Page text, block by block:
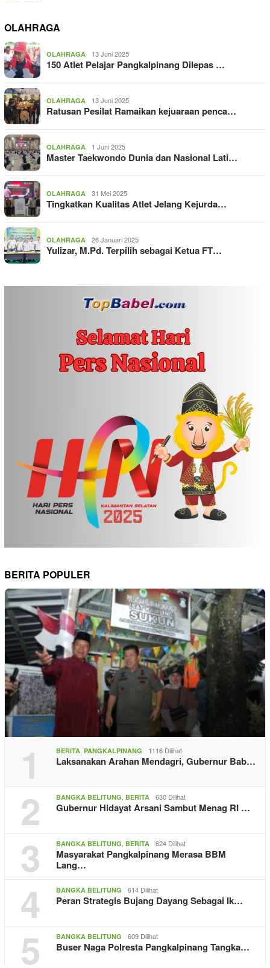
OLAHRAGA
OLAHRAGA 13 Juni 2025
150 Atlet Pelajar Pangkalpinang Dilepas …
OLAHRAGA 13 Juni 2025
Ratusan Pesilat Ramaikan kejuaraan penca…
OLAHRAGA 1 Juni 2025
Master Taekwondo Dunia dan Nasional Lati…
OLAHRAGA 31 Mei 2025
Tingkatkan Kualitas Atlet Jelang Kejurda…
OLAHRAGA 26 Januari 2025
Yulizar, M.Pd. Terpilih sebagai Ketua FT…
BERITA POPULER
1 BERITA PANGKALPINANG 1116 Dilihat
Laksanakan Arahan Mendagri, Gubernur Bab…
2 BANGKA BELITUNG BERITA 630 Dilihat
Gubernur Hidayat Arsani Sambut Menag RI …
3 BANGKA BELITUNG BERITA 624 Dilihat
Masyarakat Pangkalpinang Merasa BBM
Lang…
4 BANGKA BELITUNG 614 Dilihat
Peran Strategis Bujang Dayang Sebagai Ik…
5 BANGKA BELITUNG 609 Dilihat
Buser Naga Polresta Pangkalpinang Tangka…